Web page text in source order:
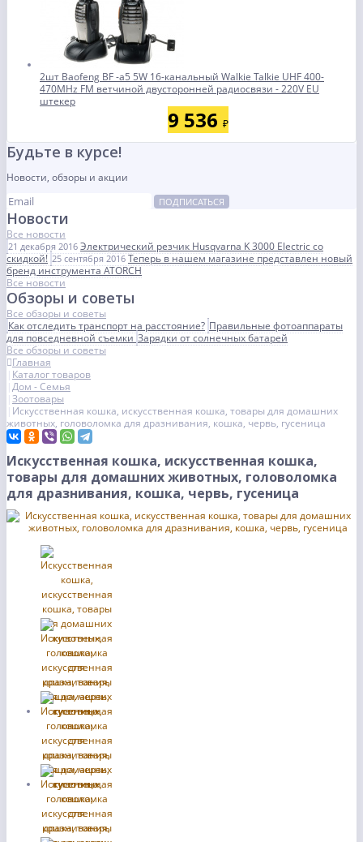
2шт Baofeng BF -а5 5W 16-канальный Walkie Talkie UHF 400-
470MHz FM ветчиной двусторонней радиосвязи - 220V EU
штекер
9 536 ₽
Будьте в курсе!
Новости, обзоры и акции
ПОДПИСАТЬСЯ
Новости
Все новости
21 декабря 2016 Электрический резчик Husqvarna K 3000 Electric со
скидкой! 25 сентября 2016 Теперь в нашем магазине представлен новый
бренд инструмента ATORCH
Все новости
Обзоры и советы
Все обзоры и советы
Как отследить транспорт на расстояние? Правильные фотоаппараты
для повседневной съемкиЗарядки от солнечных батарей
Все обзоры и советы
Главная
Каталог товаров
Дом - Семья
Зоотовары
Искусственная кошка, искусственная кошка, товары для домашних
животных, головоломка для дразнивания, кошка, червь, гусеница
Искусственная кошка, искусственная кошка,
товары для домашних животных, головоломка
для дразнивания, кошка, червь, гусеница